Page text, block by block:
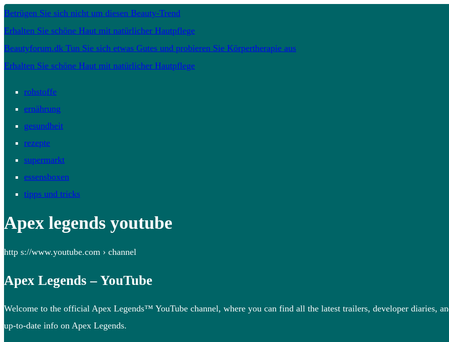
Betrügen Sie sich nicht um diesen Beauty-Trend
Erhalten Sie schöne Haut mit natürlicher Hautpflege
Beautyforum.dk Tun Sie sich etwas Gutes und probieren Sie Körpertherapie aus
Erhalten Sie schöne Haut mit natürlicher Hautpflege
rohstoffe
ernährung
gesundheit
rezepte
supermarkt
essensboxen
tipps und tricks
Apex legends youtube
http s://www.youtube.com › channel
Apex Legends – YouTube
Welcome to the official Apex Legends™ YouTube channel, where you can find all the latest trailers, developer diaries,
up-to-date info on Apex Legends.